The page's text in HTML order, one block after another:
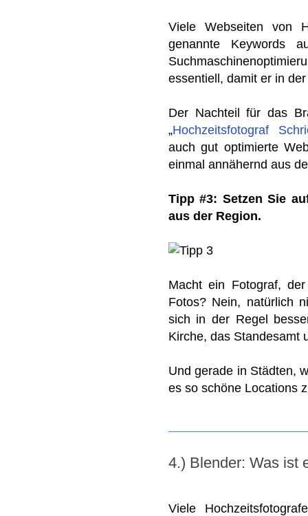
Viele Webseiten von
genannte Keywords
essentiell, damit er in
Der Nachteil für das
„Hochzeitsfotograf
auch gut optimierte
einmal annähernd aus
Tipp #3: Setzen Sie
aus der Region.
Macht ein Fotograf,
Fotos? Nein, natürlich
sich in der Regel
Kirche, das Standesamt
Und gerade in Städten,
es so schöne Locations
4.) Blender: Was ist
Viele